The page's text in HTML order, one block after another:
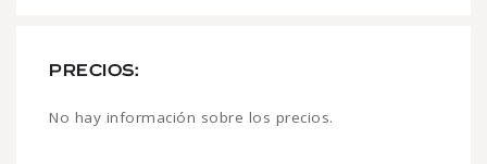
PRECIOS:
No hay información sobre los precios.